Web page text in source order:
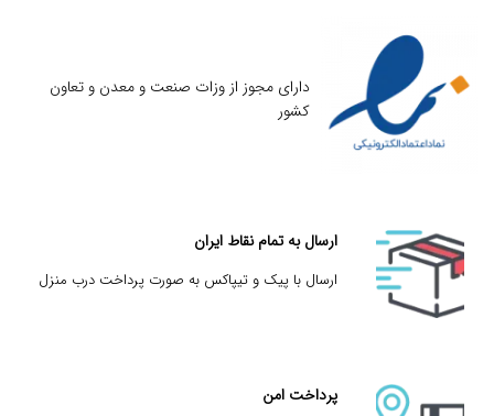
دارای مجوز از وزات صنعت و معدن و تعاون
کشور
ارسال به تمام نقاط ایران
ارسال با پیک و تیپاکس به صورت پرداخت درب منزل
پرداخت امن